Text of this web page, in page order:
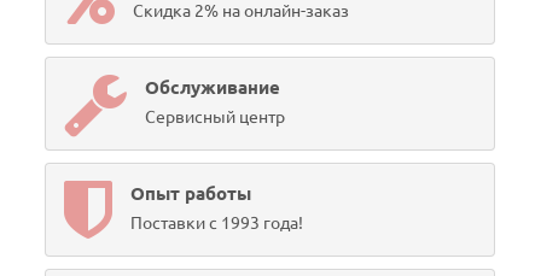
Скидка 2% на онлайн-заказ
Обслуживание
Сервисный центр
Опыт работы
Поставки с 1993 года!